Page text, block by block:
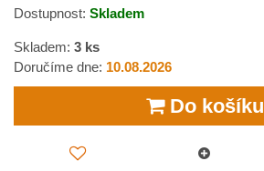
Dostupnost: Skladem
Skladem: 3 ks
Doručíme dne: 10.08.2026
Do košíku